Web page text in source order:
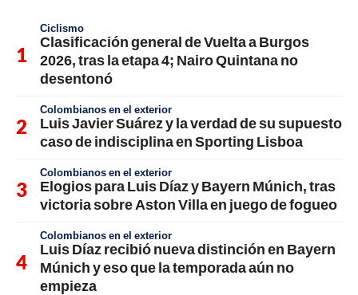
Ciclismo
Clasificación general de Vuelta a Burgos
2026, tras la etapa 4; Nairo Quintana no
desentonó
Colombianos en el exterior
Luis Javier Suárez y la verdad de su supuesto
caso de indisciplina en Sporting Lisboa
Colombianos en el exterior
Elogios para Luis Díaz y Bayern Múnich, tras
victoria sobre Aston Villa en juego de fogueo
Colombianos en el exterior
Luis Díaz recibió nueva distinción en Bayern
Múnich y eso que la temporada aún no
empieza